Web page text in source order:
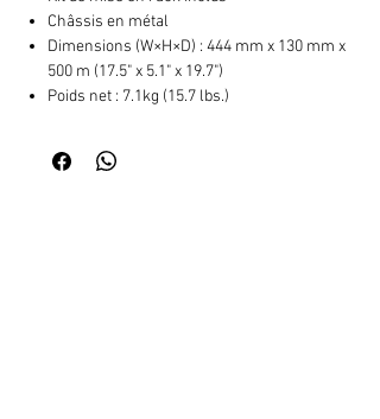
Châssis en métal
Dimensions (W×H×D) : 444 mm x 130 mm x
500 m (17.5" x 5.1" x 19.7")
Poids net : 7.1kg (15.7 lbs.)